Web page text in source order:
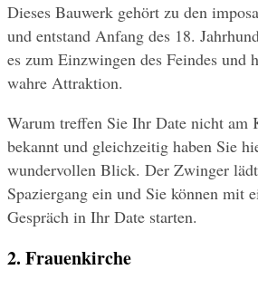
Dieses Bauwerk gehört zu den
und entstand Anfang des 18.
es zum Einzwingen des Feindes und
wahre Attraktion.
Warum treffen Sie Ihr Date nicht am
bekannt und gleichzeitig haben Sie
wundervollen Blick. Der Zwinger
Spaziergang ein und Sie können mit
Gespräch in Ihr Date starten.
2. Frauenkirche